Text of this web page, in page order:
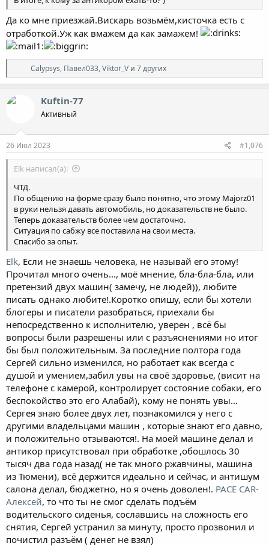
Да ко мне приезжай.Вискарь возьмём,кисточка есть с
отработкой.Уж как вмажем да как замажем!
Р
е
а
:
Calypsys, Павел033,Viktor_V и 7 других
Kuftin-77
Активный
26 Июл 2023 #1,076
Elk написал(а):
ЧТД.
По общению на форме сразу было понятно, что этому Majorz01
в руки нельзя давать автомобиль, но доказательств не было.
Теперь доказательств более чем достаточно.
Ситуация по сабжу все поставила на свои места.
Спасибо за опыт.
Elk, Если не знаешь человека, не называй его этому!
Прочитал много очень..., моё мнение, бла-бла-бла, или
претензий двух машин( замечу, не людей)), любите
писать однако любите!.Коротко опишу, если бы хотели
блогеры и писатели разобраться, приехали бы
непосредственно к исполнителю, уверен , всё бы
вопросы были разрешены или с разъяснениями но итог
бы был положительным. За последние полтора года
Сергей сильно изменился, но работает как всегда с
душой и умением,забил увы на своё здоровье, (висит на
телефоне с камерой, контролирует состояние собаки, его
беспокойство это его Алабай), кому не понять увы...
Сергея знаю более двух лет, познакомился у него с
другими владельцами машин , которые знают его давно,
и положительно отзываются!. На моей машине делал и
антикор присутствовал при обработке ,обошлось 30
тысяч два года назад( не так много ржавчины, машина
из Тюмени), всё держится идеально и сейчас, и антишум
салона делал, бюджетно, но я очень доволен!. PACE CAR-
Алексей, то что ты не смог сделать подъём
водительского сиденья, сославшись на сложность его
снятия, Сергей устранил за минуту, просто прозвонил и
почистил разъём ( денег не взял)